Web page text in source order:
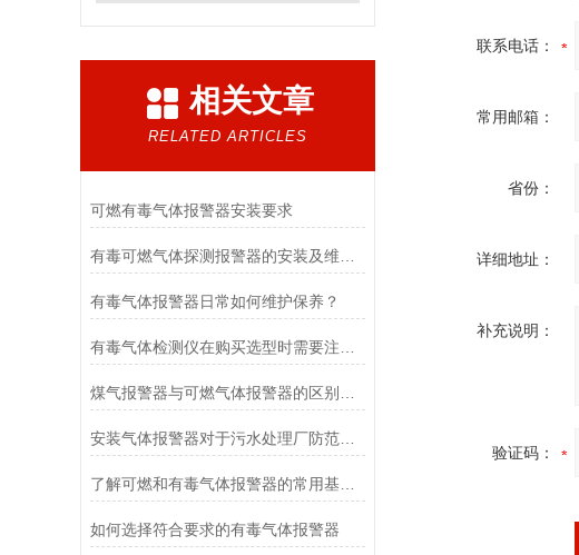
相关文章
RELATED ARTICLES
可燃有毒气体报警器安装要求
有毒气体报警器日常如何维护保养？
安装气体报警器对于污水处理厂防范安隐患的重要性
了解可燃和有毒气体报警器的常用基础小知识
如何选择符合要求的有毒气体报警器
联系电话：
常用邮箱：
省份：
详细地址：
补充说明：
验证码：